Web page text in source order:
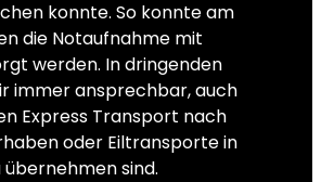
konnte. So konnte am
die Notaufnahme mit
werden. In dringenden
immer ansprechbar, auch
Express Transport nach
oder Eiltransporte in
sind.